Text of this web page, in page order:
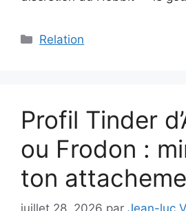
Catégories
Relation
Profil Tinder
ou Frodon :
ton